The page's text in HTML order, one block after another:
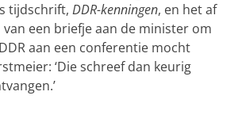
tijdschrift, DDR-kenningen, en het af
een briefje aan de minister om
aan een conferentie mocht
‘Die schreef dan keurig